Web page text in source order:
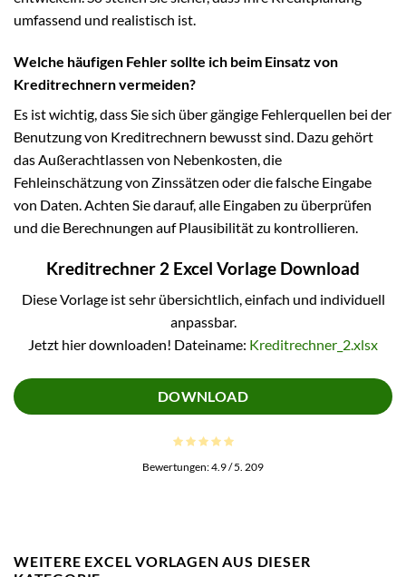
umfassend und realistisch ist.
Welche häufigen Fehler sollte ich beim Einsatz von
Kreditrechnern vermeiden?
Es ist wichtig, dass Sie sich über gängige Fehlerquellen bei der
Benutzung von Kreditrechnern bewusst sind. Dazu gehört
das Außerachtlassen von Nebenkosten, die
Fehleinschätzung von Zinssätzen oder die falsche Eingabe
von Daten. Achten Sie darauf, alle Eingaben zu überprüfen
und die Berechnungen auf Plausibilität zu kontrollieren.
Kreditrechner 2 Excel Vorlage Download
Diese Vorlage ist sehr übersichtlich, einfach und individuell
anpassbar.
Jetzt hier downloaden! Dateiname: Kreditrechner_2.xlsx
DOWNLOAD
Bewertungen:4.9/ 5. 209
WEITERE EXCEL VORLAGEN AUS DIESER